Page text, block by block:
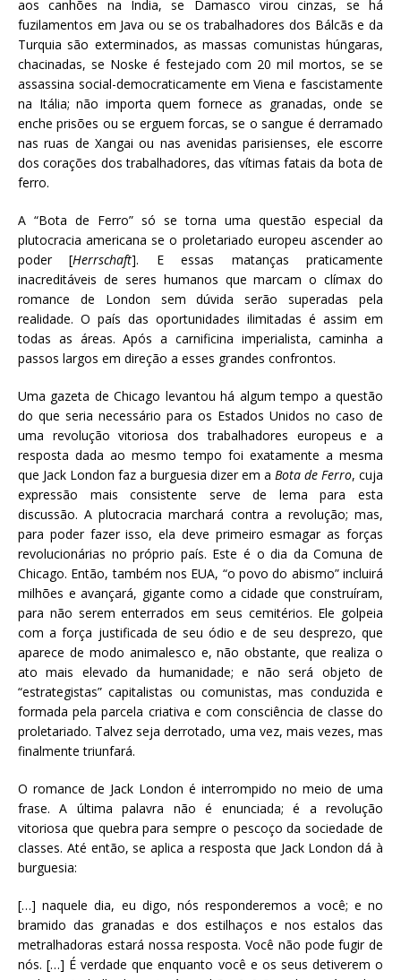
aos canhões na Índia, se Damasco virou cinzas, se há
fuzilamentos em Java ou se os trabalhadores dos Bálcãs e da
Turquia são exterminados, as massas comunistas húngaras,
chacinadas, se Noske é festejado com 20 mil mortos, se se
assassina social-democraticamente em Viena e fascistamente
na Itália; não importa quem fornece as granadas, onde se
enche prisões ou se erguem forcas, se o sangue é derramado
nas ruas de Xangai ou nas avenidas parisienses, ele escorre
dos corações dos trabalhadores, das vítimas fatais da bota de
ferro.
A “Bota de Ferro” só se torna uma questão especial da
plutocracia americana se o proletariado europeu ascender ao
poder [Herrschaft]. E essas matanças praticamente
inacreditáveis de seres humanos que marcam o clímax do
romance de London sem dúvida serão superadas pela
realidade. O país das oportunidades ilimitadas é assim em
todas as áreas. Após a carnificina imperialista, caminha a
passos largos em direção a esses grandes confrontos.
Uma gazeta de Chicago levantou há algum tempo a questão
do que seria necessário para os Estados Unidos no caso de
uma revolução vitoriosa dos trabalhadores europeus e a
resposta dada ao mesmo tempo foi exatamente a mesma
que Jack London faz a burguesia dizer em a Bota de Ferro, cuja
expressão mais consistente serve de lema para esta
discussão. A plutocracia marchará contra a revolução; mas,
para poder fazer isso, ela deve primeiro esmagar as forças
revolucionárias no próprio país. Este é o dia da Comuna de
Chicago. Então, também nos EUA, “o povo do abismo” incluirá
milhões e avançará, gigante como a cidade que construíram,
para não serem enterrados em seus cemitérios. Ele golpeia
com a força justificada de seu ódio e de seu desprezo, que
aparece de modo animalesco e, não obstante, que realiza o
ato mais elevado da humanidade; e não será objeto de
“estrategistas” capitalistas ou comunistas, mas conduzida e
formada pela parcela criativa e com consciência de classe do
proletariado. Talvez seja derrotado, uma vez, mais vezes, mas
finalmente triunfará.
O romance de Jack London é interrompido no meio de uma
frase. A última palavra não é enunciada; é a revolução
vitoriosa que quebra para sempre o pescoço da sociedade de
classes. Até então, se aplica a resposta que Jack London dá à
burguesia:
[…] naquele dia, eu digo, nós responderemos a você; e no
bramido das granadas e dos estilhaços e nos estalos das
metralhadoras estará nossa resposta. Você não pode fugir de
nós. […] É verdade que enquanto você e os seus detiverem o